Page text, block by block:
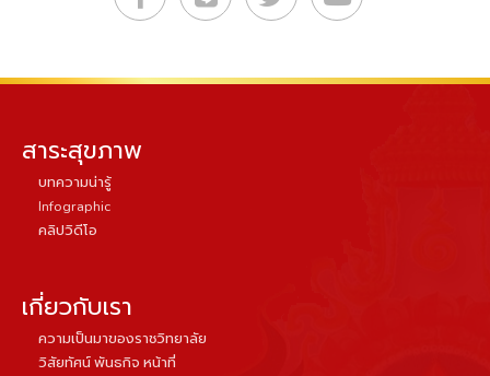
สาระสุขภาพ
บทความน่ารู้
Infographic
คลิปวิดีโอ
เกี่ยวกับเรา
ความเป็นมาของราชวิทยาลัย
วิสัยทัศน์ พันธกิจ หน้าที่